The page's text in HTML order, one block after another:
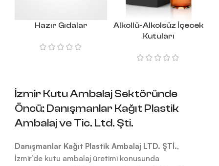
Hazır Gıdalar
Alkollü-Alkolsüz İçecek
Kutuları
İzmir Kutu Ambalaj Sektöründe
Öncü: Danışmanlar Kağıt Plastik
Ambalaj ve Tic. Ltd. Şti.
Danışmanlar Kağıt Plastik Ambalaj LTD. ŞTİ.,
İzmir’de kutu ambalaj üretimi konusunda